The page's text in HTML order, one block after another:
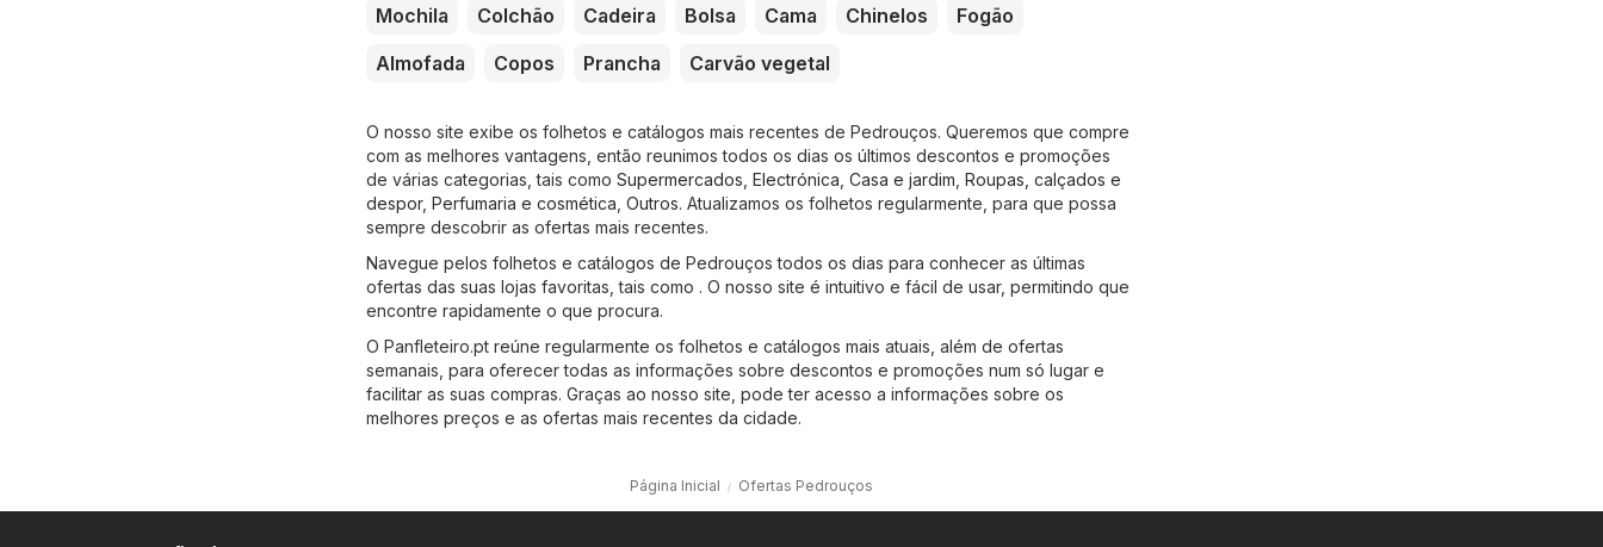
Mochila Colchão Cadeira Bolsa Cama Chinelos
Fogão
Almofada
Copos Prancha Carvão vegetal
O nosso site exibe os folhetos e catálogos mais recentes de Pedrouços. Queremos que compre
com as melhores vantagens, então reunimos todos os dias os últimos descontos e promoções
de várias categorias, tais como Supermercados Electrónica Casa e jardim Roupas, calçados e
despor, Perfumaria e cosmética Outros. Atualizamos os folhetos regularmente, para que possa
sempre descobrir as ofertas mais recentes.
Navegue pelos folhetos e catálogos de Pedrouços todos os dias para conhecer as últimas
ofertas das suas lojas favoritas, tais como . O nosso site é intuitivo e fácil de usar, permitindo que
encontre rapidamente o que procura.
O Panfleteiro.pt reúne regularmente os folhetos e catálogos mais atuais, além de ofertas
semanais, para oferecer todas as informações sobre descontos e promoções num só lugar e
facilitar as suas compras. Graças ao nosso site, pode ter acesso a informações sobre os
melhores preços e as ofertas mais recentes da cidade.
Página Inicial Ofertas Pedrouços